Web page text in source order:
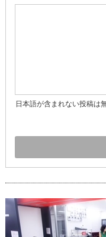
日本語が含まれない投稿は